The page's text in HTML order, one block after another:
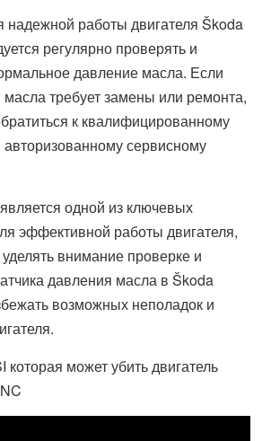
надежной работы двигателя Škoda
регулярно проверять и
давление масла. Если
масла требует замены или ремонта,
к квалифицированному
авторизованному сервисному
одной из ключевых
эффективной работы двигателя,
внимание проверке и
давления масла в Škoda
возможных неполадок и
может убить двигатель